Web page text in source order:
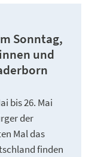
Sonntag,
und
bis 26. Mai
der
Mal das
finden